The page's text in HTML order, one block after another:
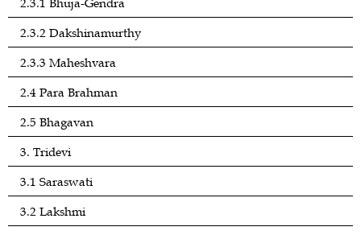
2.3.2 Dakshinamurthy
2.3.3 Maheshvara
2.4 Para Brahman
2.5 Bhagavan
3. Tridevi
3.1 Saraswati
3.2 Lakshmi